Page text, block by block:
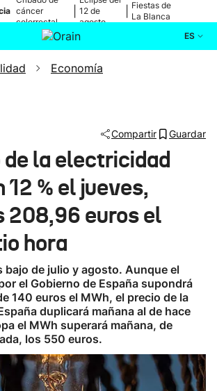
cáncer
colorrectal
12 de
agosto
Fiestas de
La Blanca
ES
Actualidad
Ikusmiran
Eguraldia
Economía
Compartir Guardar
de la electricidad
12 % el jueves,
208,96 euros el
hora
bajo de julio y agosto. Aunque el
el Gobierno de España supondrá
140 euros el MWh, el precio de la
duplicará mañana al de hace
el MWh superará mañana, de
los 550 euros.